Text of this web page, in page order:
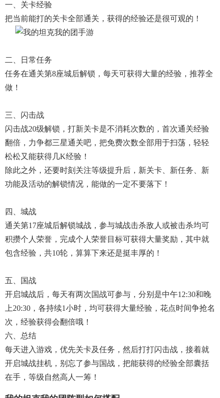
一、关卡经验
把当前能打的关卡全部通关，获得的经验还是很可观的！
二、日常任务
任务在通关第8座城后解锁，每天可获得大量的经验，推荐全
做！
三、闪击战
闪击战20级解锁，打新关卡是不消耗次数的，首次通关经验
翻倍，力争都三星通关吧，把免费次数全部用于扫荡，轻轻
松松又能获得几k经验！
除此之外，还要时刻关注等级提升后，新关卡、新任务、新
功能及活动的解锁情况，能做的一定不要落下！
四、城战
通关第17座城后解锁城战，参与城战击杀敌人或被击杀均可
积攒个人荣誉，完成个人荣誉目标可获得大量奖励，其中就
包含经验，共10轮，算算下来还是挺丰厚的！
五、国战
开启城战后，每天有两次国战可参与，分别是中午12:30和晚
上20:30，各持续1小时，均可获得大量经验，花点时间争抢名
次，经验获得会翻倍哦！
六、总结
每天进入游戏，优先关卡及任务，然后打打闪击战，接着就
开启城战挂机，别忘了参与国战，把能获得的经验全部囊括
在手，等级自然高人一筹！